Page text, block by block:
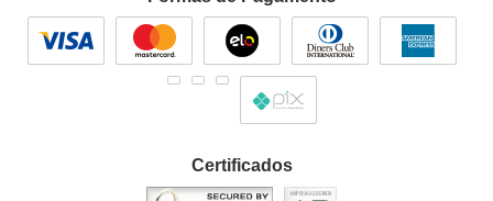
Certificados